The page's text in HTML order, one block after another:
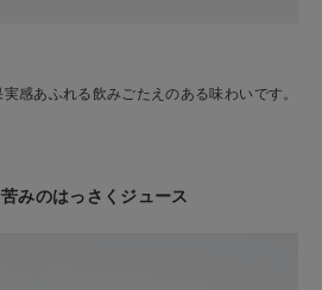
感あふれる飲みごたえのある味わいです。
みのはっさくジュース